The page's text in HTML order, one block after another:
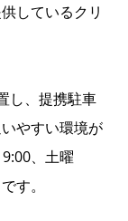
しているクリ
し、提携駐車
やすい環境が
、土曜
す。